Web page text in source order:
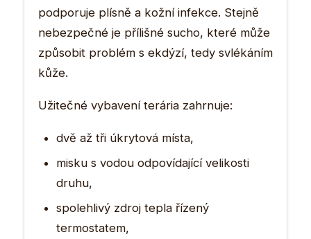
podporuje plísně a kožní infekce. Stejně
nebezpečné je přílišné sucho, které může
způsobit problém s ekdýzí, tedy svlékáním
kůže.
Užitečné vybavení terária zahrnuje:
dvě až tři úkrytová místa,
misku s vodou odpovídající velikosti
druhu,
spolehlivý zdroj tepla řízený
termostatem,